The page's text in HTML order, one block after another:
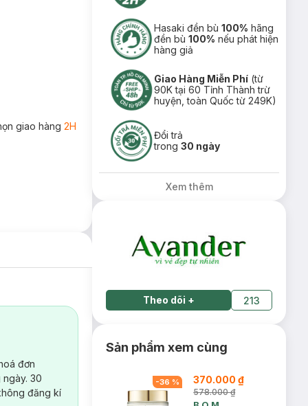
giao hàng 2H
đơn
30
đăng kí
Hasaki đền bù100% hãng
đền bù100% nếu phát hiện
hàng giả
Giao Hàng Miễn Phí (từ
90K tại 60 Tỉnh Thành trừ
huyện, toàn Quốc từ 249K)
Đổi trả
trong30 ngày
Xem thêm
Theo dõi + 213
Sản phẩm xem cùng
-36 % 370.000 ₫
578.000 ₫